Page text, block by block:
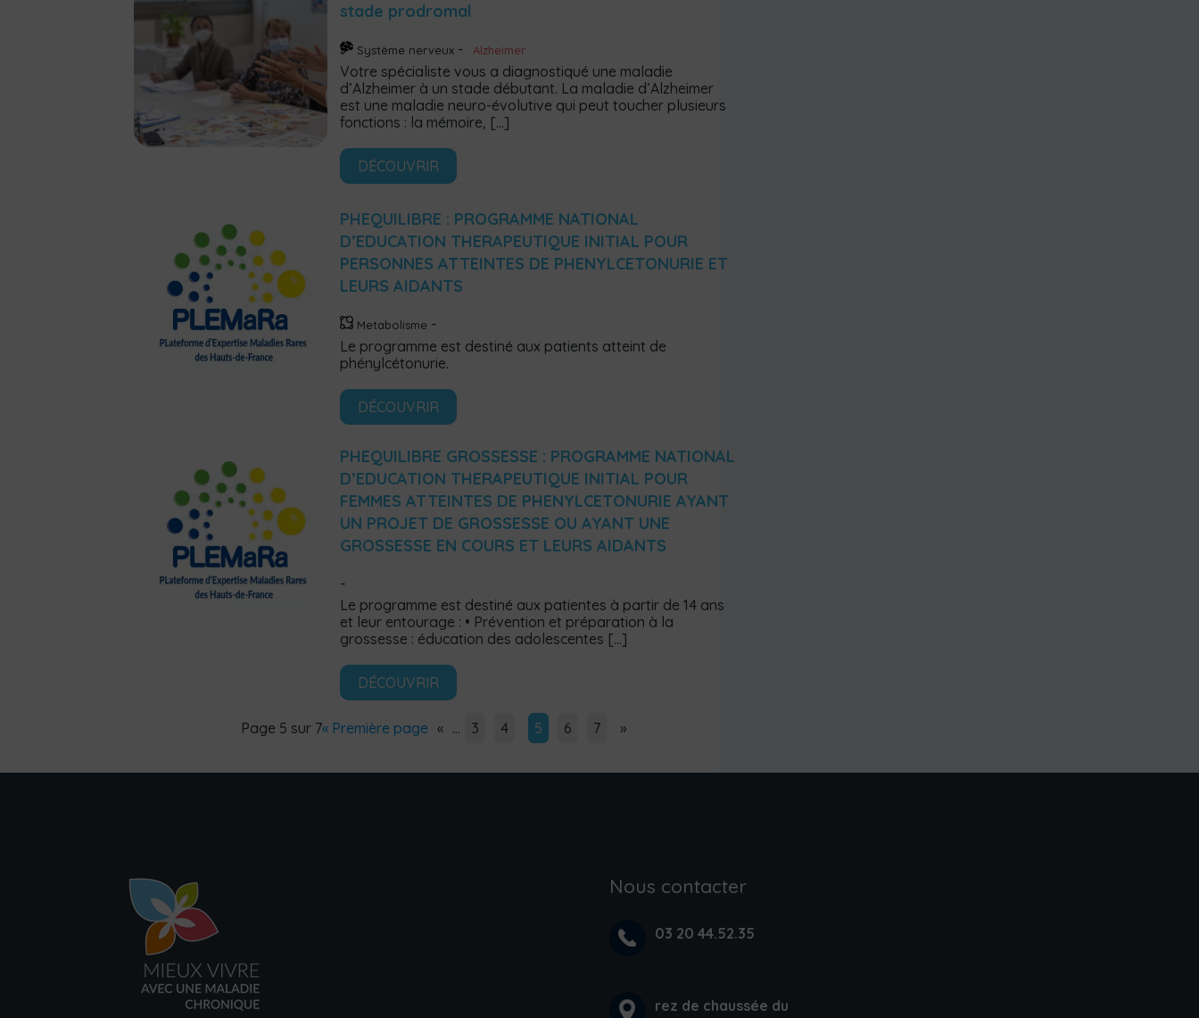
stade prodromal
Système nerveux Alzheimer
Votre spécialiste vous a diagnostiqué une maladie
d’Alzheimer à un stade débutant. La maladie d’Alzheimer
est une maladie neuro-évolutive qui peut toucher plusieurs
fonctions : la mémoire, […]
DÉCOUVRIR
PHEQUILIBRE : PROGRAMME NATIONAL
D’EDUCATION THERAPEUTIQUE INITIAL POUR
PERSONNES ATTEINTES DE PHENYLCETONURIE ET
LEURS AIDANTS
Metabolisme
Le programme est destiné aux patients atteint de
phénylcétonurie.
DÉCOUVRIR
PHEQUILIBRE GROSSESSE : PROGRAMME NATIONAL
D’EDUCATION THERAPEUTIQUE INITIAL POUR
FEMMES ATTEINTES DE PHENYLCETONURIE AYANT
UN PROJET DE GROSSESSE OU AYANT UNE
GROSSESSE EN COURS ET LEURS AIDANTS
Le programme est destiné aux patientes à partir de 14 ans
et leur entourage : • Prévention et préparation à la
grossesse : éducation des adolescentes […]
DÉCOUVRIR
Page 5 sur 7« Première page « … 3 4 5 6 7 »
Nous contacter
03 20 44.52.35
rez de chaussée du